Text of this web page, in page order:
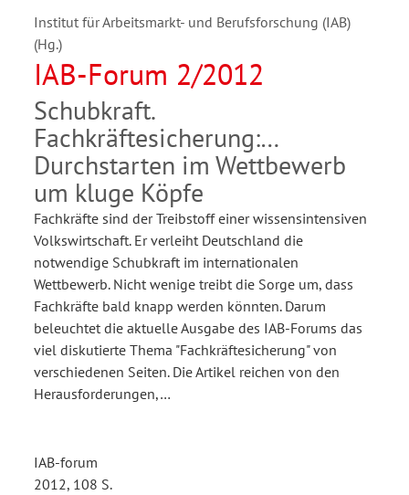
Institut für Arbeitsmarkt- und Berufsforschung (IAB)
(Hg.)
IAB-Forum 2/2012
Schubkraft.
Fachkräftesicherung:
Durchstarten im Wettbewerb
um kluge Köpfe
Fachkräfte sind der Treibstoff einer wissensintensiven
Volkswirtschaft. Er verleiht Deutschland die
notwendige Schubkraft im internationalen
Wettbewerb. Nicht wenige treibt die Sorge um, dass
Fachkräfte bald knapp werden könnten. Darum
beleuchtet die aktuelle Ausgabe des IAB-Forums das
viel diskutierte Thema "Fachkräftesicherung" von
verschiedenen Seiten. Die Artikel reichen von den
Herausforderungen,…
IAB-forum
2012, 108 S.